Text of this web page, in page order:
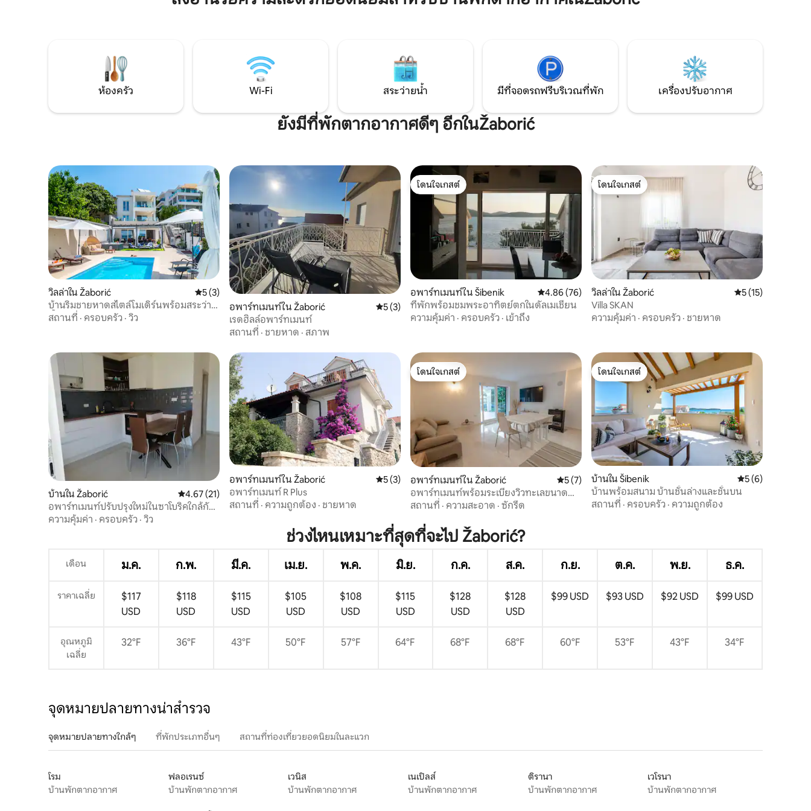
รับประทานอาหาร 1 ห้องน้ำและ 1 ห้องนั่ง
รถเพียงไม่นานก็ถึง Primošten
หน้าคุณในบ้านริมทะเลที่ตั้งอยู่ในบิโลขับรถ
ตกหลุมรักที่พักของเรา ☺️
ขวางพร้อมบาร์บีคิว
ห้องครัว Wi-Fi สระว่ายน้ำ มีที่จอดรถฟรีบริเวณที่พัก เครื่องปรับอากาศ
ยังมีที่พักตากอากาศดีๆ อีกในŽaborić
วิลล่าใน Žaborić คะแนนเฉลี่ย 5 จาก 5, 3 รีวิว
5 (3)
บ้านริมชายหาดสไตล์โมเดิร์นพร้อมสระว่าย
น้ำ - Villa Perina
สถานที่ · ครอบครัว · วิว
อพาร์ทเมนท์ใน Žaborić คะแนนเฉลี่ย 5 จาก 5, 3 รีวิว
5 (3)
เรดฮิลล์อพาร์ทเมนท์
สถานที่ · ชายหาด · สภาพ
โดนใจเกสต์
โดนใจเกสต์
อพาร์ทเมนท์ใน Šibenik คะแนนเฉลี่ย 4.86 จาก 5, 76 รีวิว
4.86 (76)
ที่พักพร้อมชมพระอาทิตย์ตกในดัลเมเชี่ยน
ความคุ้มค่า · ครอบครัว · เข้าถึง
โดนใจเกสต์
โดนใจเกสต์
วิลล่าใน Žaborić คะแนนเฉลี่ย 5 จาก
5 (15)
Villa SKAN
ความคุ้มค่า · ครอบครัว · ชายหาด
บ้านใน Žaborić คะแนนเฉลี่ย 4.67 จาก 5, 21 รีวิว
4.67 (21)
อพาร์ทเมนท์ปรับปรุงใหม่ในซาโบริคใกล้กับซี
เบนิก
ความคุ้มค่า · ครอบครัว · วิว
อพาร์ทเมนท์ใน Žaborić คะแนนเฉลี่ย 5 จาก 5, 3 รีวิว
5 (3)
อพาร์ทเมนท์ R Plus
สถานที่ · ความถูกต้อง · ชายหาด
โดนใจเกสต์
โดนใจเกสต์
อพาร์ทเมนท์ใน Žaborić คะแนนเฉลี่ย 5 จาก 5, 7 รีวิว
5 (7)
อพาร์ทเมนท์พร้อมระเบียงวิวทะเลขนาด
ใหญ่
สถานที่ · ความสะอาด · ซักรีด
โดนใจเกสต์
โดนใจเกสต์
บ้านใน Šibenik คะแนนเฉลี่ย 5 จา
5 (6)
บ้านพร้อมสนาม บ้านชั้นล่างและชั้นบน
สถานที่ · ครอบครัว · ความถูกต้อง
ช่วงไหนเหมาะที่สุดที่จะไป Žaborić?
เดือน ม.ค. ก.พ. มี.ค. เม.ย. พ.ค. มิ.ย. ก.ค. ส.ค. ก.ย. ต.ค. พ.ย. ธ.ค.
ราคาเฉลี่ย
$117
USD
$118
USD
$115
USD
$105
USD
$108
USD
$115
USD
$128
USD
$128
USD
$99 USD $93 USD $92 USD $99 USD
อุณหภูมิ
เฉลี่ย
32°F 36°F 43°F 50°F 57°F 64°F 68°F 68°F 60°F 53°F 43°F 34°F
จุดหมายปลายทางน่าสำรวจ
จุดหมายปลายทางใกล้ๆ ที่พักประเภทอื่นๆ สถานที่ท่องเที่ยวยอดนิยมในละแวก
โรม
บ้านพักตากอากาศ
ฟลอเรนซ์
บ้านพักตากอากาศ
เวนิส
บ้านพักตากอากาศ
เนเปิลส์
บ้านพักตากอากาศ
ติรานา
บ้านพักตากอากาศ
เวโรนา
บ้านพักตากอากาศ